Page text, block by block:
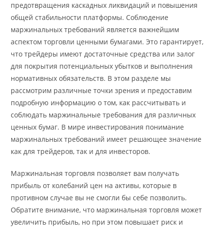
предотвращения каскадных ликвидаций и повышения
общей стабильности платформы. Соблюдение
маржинальных требований является важнейшим
аспектом торговли ценными бумагами. Это гарантирует,
что трейдеры имеют достаточные средства или залог
для покрытия потенциальных убытков и выполнения
нормативных обязательств. В этом разделе мы
рассмотрим различные точки зрения и предоставим
подробную информацию о том, как рассчитывать и
соблюдать маржинальные требования для различных
ценных бумаг. В мире инвестирования понимание
маржинальных требований имеет решающее значение
как для трейдеров, так и для инвесторов.
Маржинальная торговля позволяет вам получать
прибыль от колебаний цен на активы, которые в
противном случае вы не смогли бы себе позволить.
Обратите внимание, что маржинальная торговля может
увеличить прибыль, но при этом повышает риск и